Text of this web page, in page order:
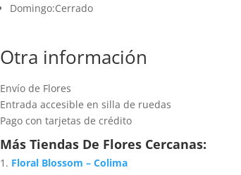
Domingo:Cerrado
Otra información
Envío de Flores
Entrada accesible en silla de ruedas
Pago con tarjetas de crédito
Más Tiendas De Flores Cercanas:
Floral Blossom – Colima